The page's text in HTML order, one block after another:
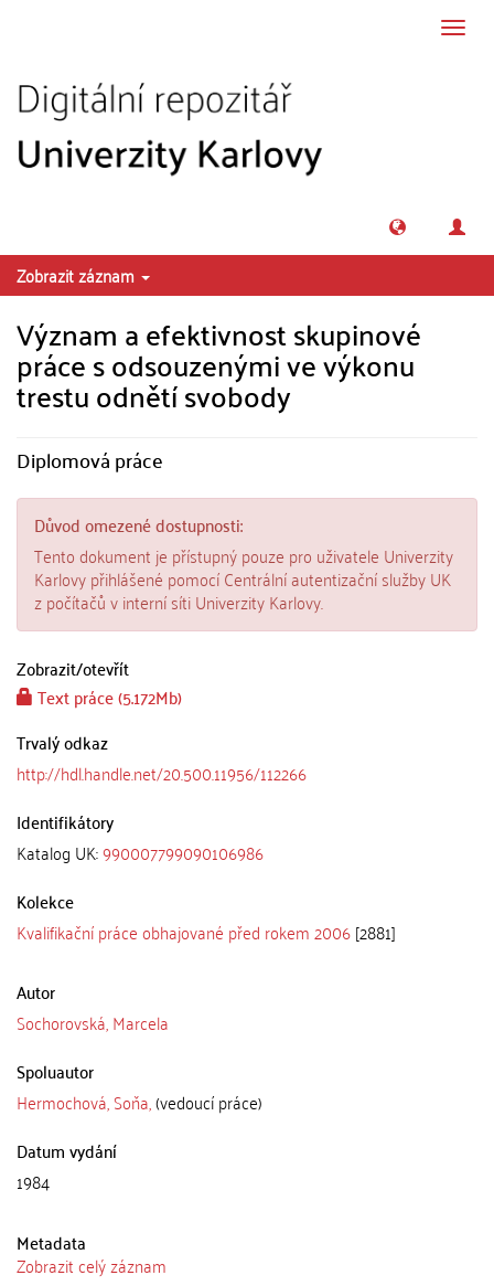
Zobrazit záznam
Význam a efektivnost skupinové
práce s odsouzenými ve výkonu
trestu odnětí svobody
Diplomová práce
Důvod omezené dostupnosti:
Tento dokument je přístupný pouze pro uživatele Univerzity
Karlovy přihlášené pomocí Centrální autentizační služby UK
z počítačů v interní síti Univerzity Karlovy.
Zobrazit/otevřít
Text práce (5.172Mb)
Trvalý odkaz
http://hdl.handle.net/20.500.11956/112266
Identifikátory
Katalog UK:990007799090106986
Kolekce
Kvalifikační práce obhajované před rokem 2006[2881]
Autor
Sochorovská, Marcela
Spoluautor
Hermochová, Soňa,(vedoucí práce)
Datum vydání
1984
Metadata
Zobrazit celý záznam